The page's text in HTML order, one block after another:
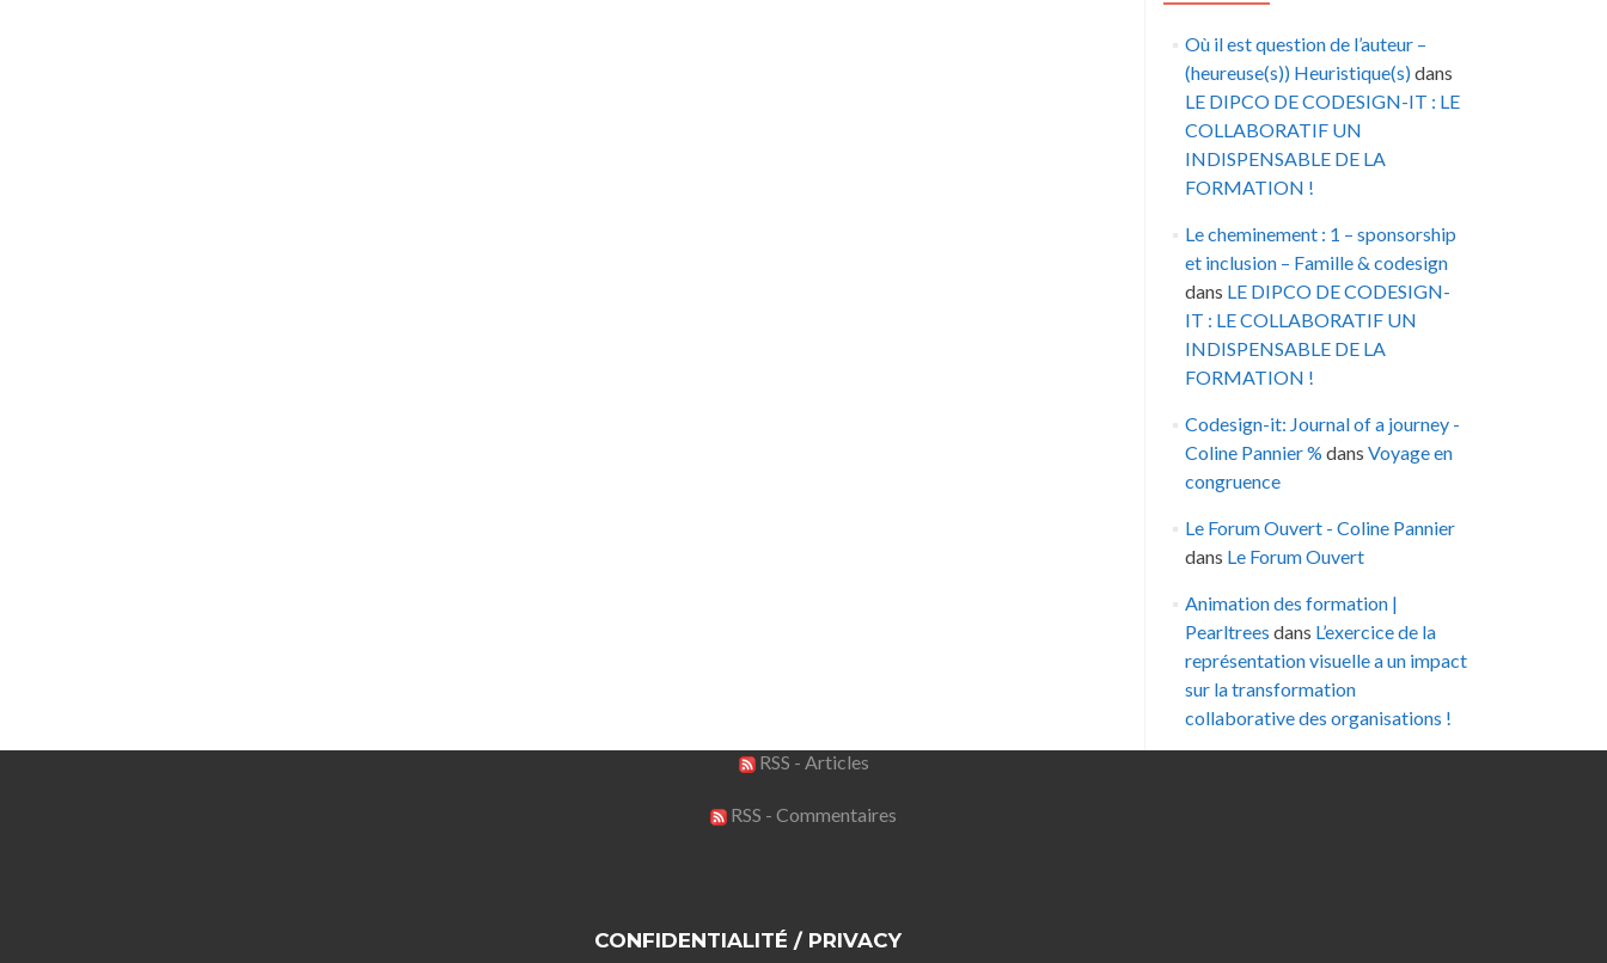
Où il est question de l’auteur –
(heureuse(s)) Heuristique(s)dans
LE DIPCO DE CODESIGN-IT : LE
COLLABORATIF UN
INDISPENSABLE DE LA
FORMATION !
Le cheminement : 1 – sponsorship
et inclusion – Famille & codesign
dans LE DIPCO DE CODESIGN-
IT : LE COLLABORATIF UN
INDISPENSABLE DE LA
FORMATION !
Codesign-it: Journal of a journey -
Coline Pannier % dans Voyage en
congruence
Le Forum Ouvert - Coline Pannier
dans Le Forum Ouvert
Animation des formation |
Pearltrees dans L’exercice de la
représentation visuelle a un impact
sur la transformation
collaborative des organisations !
RSS - Articles
RSS - Commentaires
CONFIDENTIALITÉ / PRIVACY